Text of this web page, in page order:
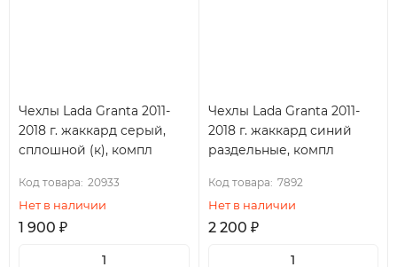
Чехлы Lada Granta 2011-
2018 г. жаккард серый,
сплошной (к), компл
Код товара: 20933
Нет в наличии
1 900 ₽
Чехлы Lada Granta 2011-
2018 г. жаккард синий
раздельные, компл
Код товара: 7892
Нет в наличии
2 200 ₽